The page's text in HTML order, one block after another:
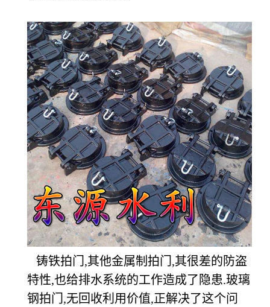
铸铁拍门,其他金属制拍门,其很差的防盗
特性,也给排水系统的工作造成了隐患.玻璃
钢拍门,无回收利用价值,正解决了这个问